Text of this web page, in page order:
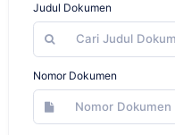
Judul Dokumen
Nomor Dokumen